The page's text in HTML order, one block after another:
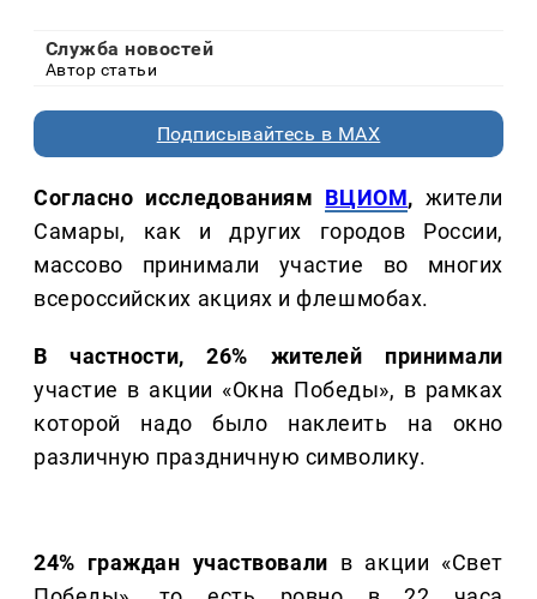
Служба новостей
Автор статьи
Подписывайтесь в MAX
Согласно исследованиям ВЦИОМ, жители
Самары, как и других городов России,
массово принимали участие во многих
всероссийских акциях и флешмобах.
В частности, 26% жителей принимали
участие в акции «Окна Победы», в рамках
которой надо было наклеить на окно
различную праздничную символику.
24% граждан участвовали в акции «Свет